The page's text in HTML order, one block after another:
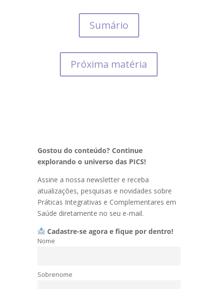
Sumário
Próxima matéria
Gostou do conteúdo? Continue
explorando o universo das PICS!
Assine a nossa newsletter e receba
atualizações, pesquisas e novidades sobre
Práticas Integrativas e Complementares em
Saúde diretamente no seu e-mail.
Cadastre-se agora e fique por dentro!
Nome
Sobrenome